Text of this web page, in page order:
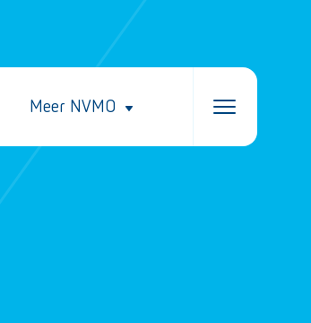
Meer NVMO